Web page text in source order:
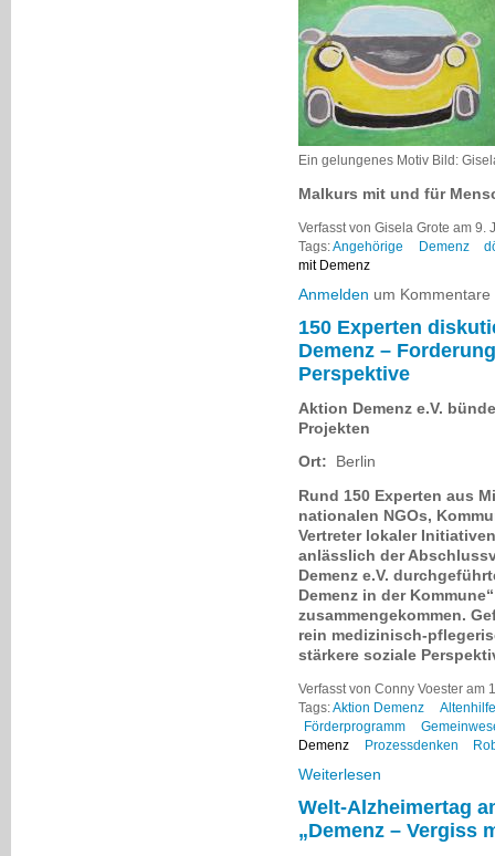
Ein gelungenes Motiv Bild:
Malkurs mit und für
Verfasst von Gisela Grote am 9.
Tags:Angehörige Demenz
mit Demenz
Anmelden um
150 Experten
Demenz –
Perspektive
Aktion Demenz e.V.
Projekten
Ort:
Berlin
Rund 150 Experten aus
nationalen NGOs,
Vertreter lokaler
anlässlich der
Demenz e.V.
Demenz in der
zusammengekommen.
rein medizinisch-
stärkere soziale
Verfasst von Conny Voester am
Tags:Aktion Demenz
Altenhilfe
Förderprogramm
Demenz
Prozessdenken
Weiterlesen
Welt-Alzheimertag
„Demenz – Vergiss